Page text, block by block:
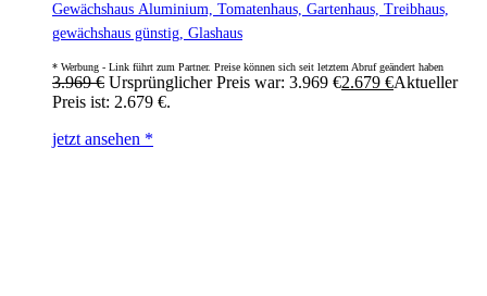
Gewächshaus Aluminium, Tomatenhaus, Gartenhaus, Treibhaus,
gewächshaus günstig, Glashaus
3.969€ Ursprünglicher Preis war: 3.969 €2.679 €Aktueller
Preis ist: 2.679 €.
jetzt ansehen *